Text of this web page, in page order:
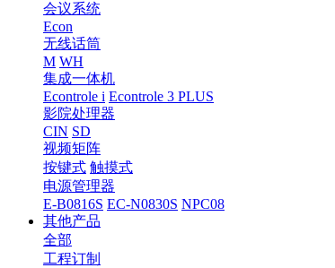
会议系统
Econ
无线话筒
M WH
集成一体机
Econtrole i Econtrole 3 PLUS
影院处理器
CIN SD
视频矩阵
按键式 触摸式
电源管理器
E-B0816S EC-N0830S NPC08
其他产品
全部
工程订制